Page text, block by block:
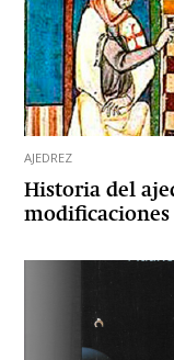
AJEDREZ
Historia del
modificaciones